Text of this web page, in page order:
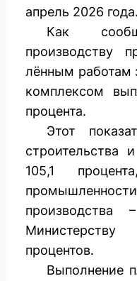
апрель 2026 года.
Как
производству
лённым работам
комплексом
процента.
Этот
строительства
105,1
производства
процентов.
Выполнение